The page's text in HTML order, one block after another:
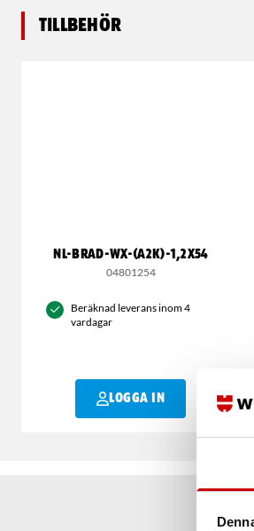
Tillbehör
NL-BRAD-WX-(A2K)-1,2X54
04801254
Beräknad leverans inom 4
vardagar
LOGGA IN